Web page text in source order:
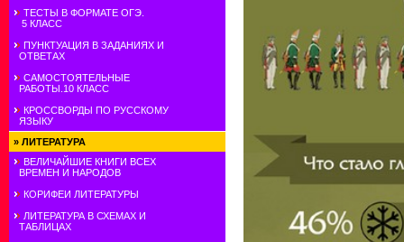
ТЕСТЫ В ФОРМАТЕ ОГЭ.
5 КЛАСС
ПУНКТУАЦИЯ В ЗАДАНИЯХ И
ОТВЕТАХ
САМОСТОЯТЕЛЬНЫЕ
РАБОТЫ.10 КЛАСС
КРОССВОРДЫ ПО РУССКОМУ
ЯЗЫКУ
» ЛИТЕРАТУРА
ВЕЛИЧАЙШИЕ КНИГИ ВСЕХ
ВРЕМЕН И НАРОДОВ
КОРИФЕИ ЛИТЕРАТУРЫ
ЛИТЕРАТУРА В СХЕМАХ И
ТАБЛИЦАХ